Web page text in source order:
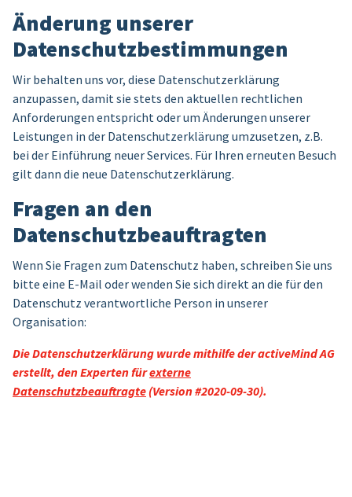
Änderung unserer
Datenschutzbestimmungen
Wir behalten uns vor, diese Datenschutzerklärung
anzupassen, damit sie stets den aktuellen rechtlichen
Anforderungen entspricht oder um Änderungen unserer
Leistungen in der Datenschutzerklärung umzusetzen, z.B.
bei der Einführung neuer Services. Für Ihren erneuten Besuch
gilt dann die neue Datenschutzerklärung.
Fragen an den
Datenschutzbeauftragten
Wenn Sie Fragen zum Datenschutz haben, schreiben Sie uns
bitte eine E-Mail oder wenden Sie sich direkt an die für den
Datenschutz verantwortliche Person in unserer
Organisation:
Die Datenschutzerklärung wurde mithilfe der activeMind AG
erstellt, den Experten fürexterne
Datenschutzbeauftragte (Version #2020-09-30).